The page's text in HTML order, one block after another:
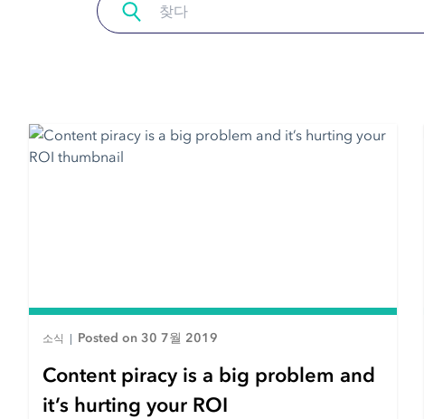
소식 Posted on 30 7월 2019
Content piracy is a big problem and
it’s hurting your ROI